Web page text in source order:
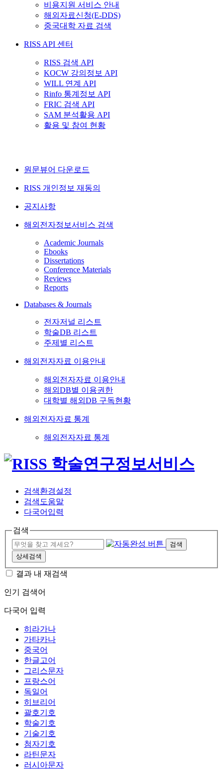
비용지원 서비스 안내
해외자료신청(E-DDS)
중국대학 자료 검색
RISS API 센터
RISS 검색 API
KOCW 강의정보 API
WILL 연계 API
Rinfo 통계정보 API
FRIC 검색 API
SAM 분석활용 API
활용 및 참여 현황
원문뷰어 다운로드
RISS 개인정보 재동의
공지사항
해외전자정보서비스 검색
Academic Journals
Ebooks
Dissertations
Conference Materials
Reviews
Reports
Databases & Journals
전자저널 리스트
학술DB 리스트
주제별 리스트
해외전자자료 이용안내
해외전자자료 이용안내
해외DB별 이용권한
대학별 해외DB 구독현황
해외전자자료 통계
해외전자자료 통계
검색환경설정
검색도움말
다국어입력
검색
검색
상세검색
결과 내 재검색
인기 검색어
다국어 입력
히라가나
가타카나
중국어
한글고어
그리스문자
프랑스어
독일어
히브리어
괄호기호
학술기호
기술기호
첨자기호
라틴문자
러시아문자